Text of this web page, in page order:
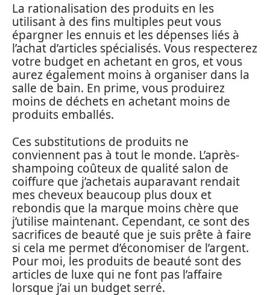
La rationalisation des produits en les
utilisant à des fins multiples peut vous
épargner les ennuis et les dépenses liés à
l’achat d’articles spécialisés. Vous respecterez
votre budget en achetant en gros, et vous
aurez également moins à organiser dans la
salle de bain. En prime, vous produirez
moins de déchets en achetant moins de
produits emballés.
Ces substitutions de produits ne
conviennent pas à tout le monde. L’après-
shampoing coûteux de qualité salon de
coiffure que j’achetais auparavant rendait
mes cheveux beaucoup plus doux et
rebondis que la marque moins chère que
j’utilise maintenant. Cependant, ce sont des
sacrifices de beauté que je suis prête à faire
si cela me permet d’économiser de l’argent.
Pour moi, les produits de beauté sont des
articles de luxe qui ne font pas l’affaire
lorsque j’ai un budget serré.